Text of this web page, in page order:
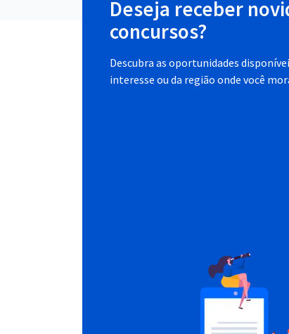
Deseja receber
concursos?
Descubra as oportunidades
interesse ou da região onde você